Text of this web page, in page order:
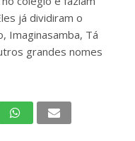
já dividiram o
Imaginasamba, Tá
grandes nomes